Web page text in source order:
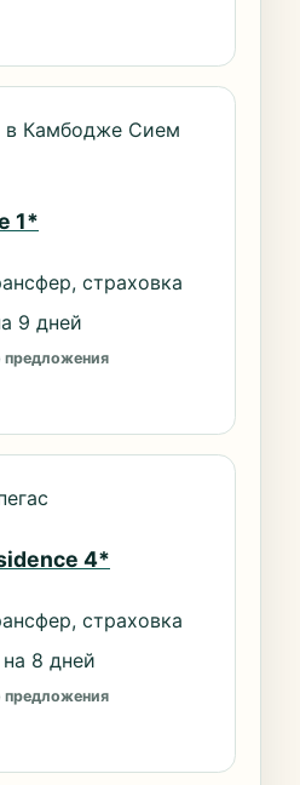
в Камбодже Сием
1*
страховка
9 дней
предложения
4*
страховка
8 дней
предложения